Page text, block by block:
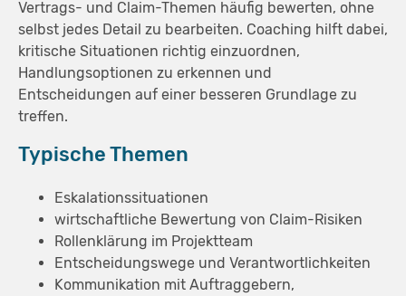
Vertrags- und Claim-Themen häufig bewerten, ohne
selbst jedes Detail zu bearbeiten. Coaching hilft dabei,
kritische Situationen richtig einzuordnen,
Handlungsoptionen zu erkennen und
Entscheidungen auf einer besseren Grundlage zu
treffen.
Typische Themen
Eskalationssituationen
wirtschaftliche Bewertung von Claim-Risiken
Rollenklärung im Projektteam
Entscheidungswege und Verantwortlichkeiten
Kommunikation mit Auftraggebern,